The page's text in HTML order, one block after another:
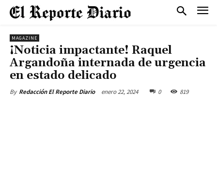
MAGAZINE
¡Noticia impactante! Raquel
Argandoña internada de urgencia
en estado delicado
By Redacción El Reporte Diario enero 22, 2024 0 819